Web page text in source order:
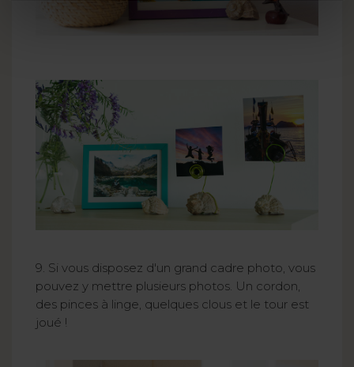
9. Si vous disposez d'un grand cadre photo, vous
pouvez y mettre plusieurs photos. Un cordon,
des pinces à linge, quelques clous et le tour est
joué !